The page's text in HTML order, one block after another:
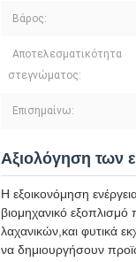
Βάρος:
Αποτελεσματικότητα
στεγνώματος:
Επισημαίνω:
Αξιολόγηση των
Η εξοικονόμηση
βιομηχανικό
λαχανικών,και φυτικά
να δημιουργήσουν